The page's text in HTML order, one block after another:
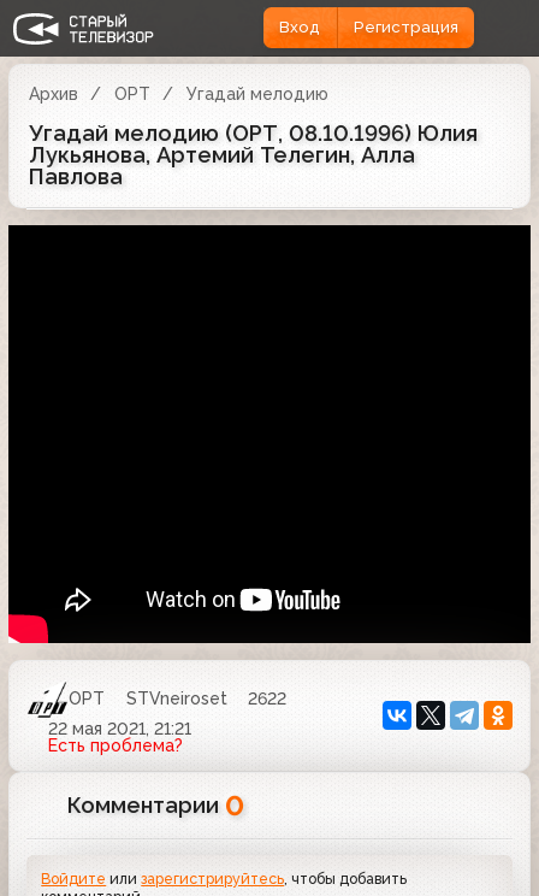
Вход Регистрация
Архив ОРТ Угадай мелодию
Угадай мелодию (ОРТ, 08.10.1996) Юлия
Лукьянова, Артемий Телегин, Алла
Павлова
ОРТ STVneiroset
2622
22 мая 2021, 21:21
Есть проблема?
Комментарии 0
Войдите илизарегистрируйтесь , чтобы добавить